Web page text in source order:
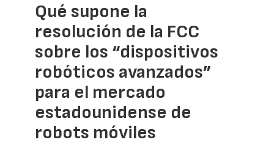
Qué supone la
resolución de la FCC
sobre los “dispositivos
robóticos avanzados”
para el mercado
estadounidense de
robots móviles